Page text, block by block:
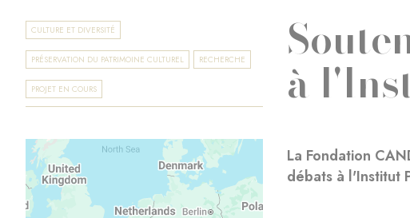
CULTURE ET DIVERSITÉ
PRÉSERVATION DU PATRIMOINE CULTUREL RECHERCHE
PROJET EN COURS à
La Fondation
débats à l'Institut